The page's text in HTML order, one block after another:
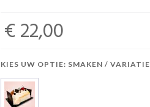
€ 22,00
KIES UW OPTIE: SMAKEN / VARIATIE